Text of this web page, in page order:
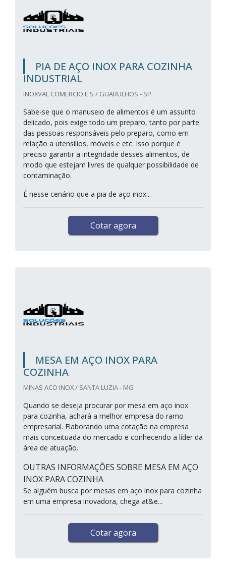
PIA DE AÇO INOX PARA COZINHA
INDUSTRIAL
INOXVAL COMERCIO E S / GUARULHOS - SP
Sabe-se que o manuseio de alimentos é um assunto
delicado, pois exige todo um preparo, tanto por parte
das pessoas responsáveis pelo preparo, como em
relação a utensílios, móveis e etc. Isso porque é
preciso garantir a integridade desses alimentos, de
modo que estejam livres de qualquer possibilidade de
contaminação.
É nesse cenário que a pia de aço inox...
Cotar agora
MESA EM AÇO INOX PARA
COZINHA
MINAS ACO INOX / SANTA LUZIA - MG
Quando se deseja procurar por mesa em aço inox
para cozinha, achará a melhor empresa do ramo
empresarial. Elaborando uma cotação na empresa
mais conceituada do mercado e conhecendo a líder da
área de atuação.
OUTRAS INFORMAÇÕES SOBRE MESA EM AÇO
INOX PARA COZINHA
Se alguém busca por mesas em aço inox para cozinha
em uma empresa inovadora, chega at&e...
Cotar agora